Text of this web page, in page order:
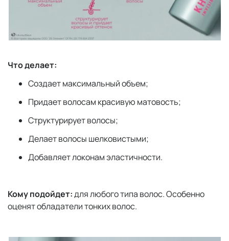
Что делает:
Создает максимальный объем;
Придает волосам красивую матовость;
Структурирует волосы;
Делает волосы шелковистыми;
Добавляет локонам эластичности.
Кому подойдет:для любого типа волос. Особенно
оценят обладатели тонких волос.